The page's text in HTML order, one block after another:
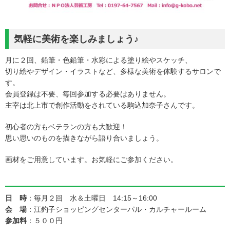
気軽に美術を楽しみましょう♪
月に２回、鉛筆・色鉛筆・水彩による塗り絵やスケッチ、
切り絵やデザイン・イラストなど、多様な美術を体験するサロンで
す。
会員登録は不要、毎回参加する必要はありません。
主宰は北上市で創作活動をされている駒込加奈子さんです。
初心者の方もベテランの方も大歓迎！
思い思いのものを描きながら語り合いましょう。
画材をご用意しています。お気軽にご参加ください。
日 時 ：毎月２回 水＆土曜日 14:15～16:00
会 場：江釣子ショッピングセンターパル・カルチャールーム
参加料 ：５００円